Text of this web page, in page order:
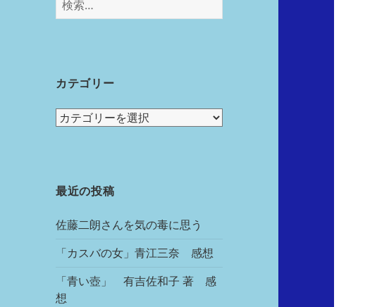
カテゴリー
最近の投稿
佐藤二朗さんを気の毒に思う
「カスバの女」青江三奈 感想
「青い壺」 有吉佐和子 著 感
想